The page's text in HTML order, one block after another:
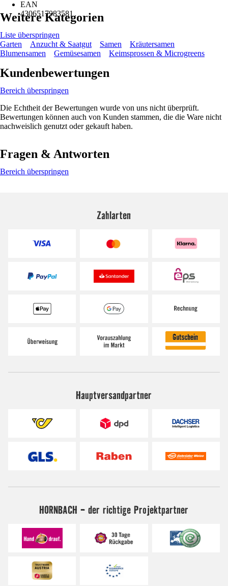
EAN
4306517983581
Weitere Kategorien
Liste überspringen
Garten
Anzucht & Saatgut Samen
Kräutersamen
Blumensamen
Gemüsesamen Keimsprossen & Microgreens
Kundenbewertungen
Bereich überspringen
Die Echtheit der Bewertungen wurde von uns nicht überprüft.
Bewertungen können auch von Kunden stammen, die die Ware nicht
nachweislich genutzt oder gekauft haben.
Fragen & Antworten
Bereich überspringen
Zahlarten
Hauptversandpartner
HORNBACH - der richtige Projektpartner